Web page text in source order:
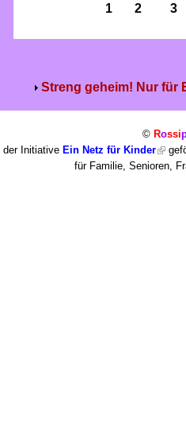
1 2 3
Streng geheim! Nur für
© Rossi
der Initiative Ein Netz für Kinder
für Familie, Senioren,